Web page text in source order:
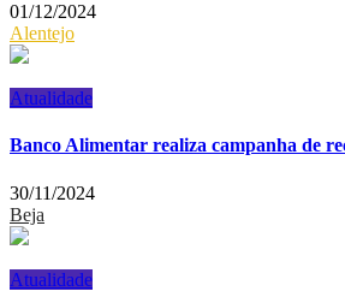
01/12/2024
Alentejo
Atualidade
Banco Alimentar realiza campanha de
30/11/2024
Beja
Atualidade